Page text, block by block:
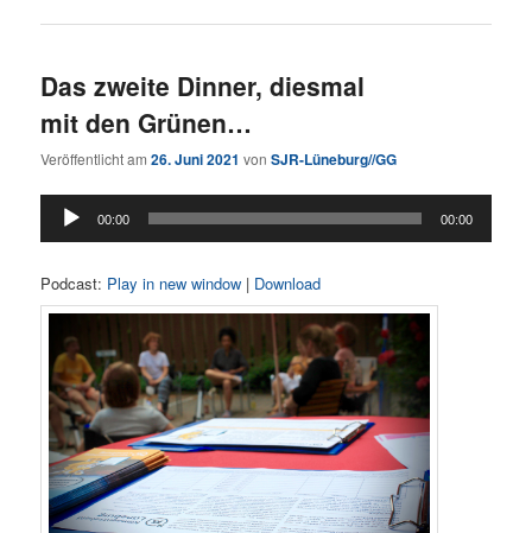
Das zweite Dinner, diesmal
mit den Grünen…
Veröffentlicht am26. Juni 2021 vonSJR-Lüneburg//GG
Audio-
Player
00:00 00:00
Podcast: Play in new window | Download